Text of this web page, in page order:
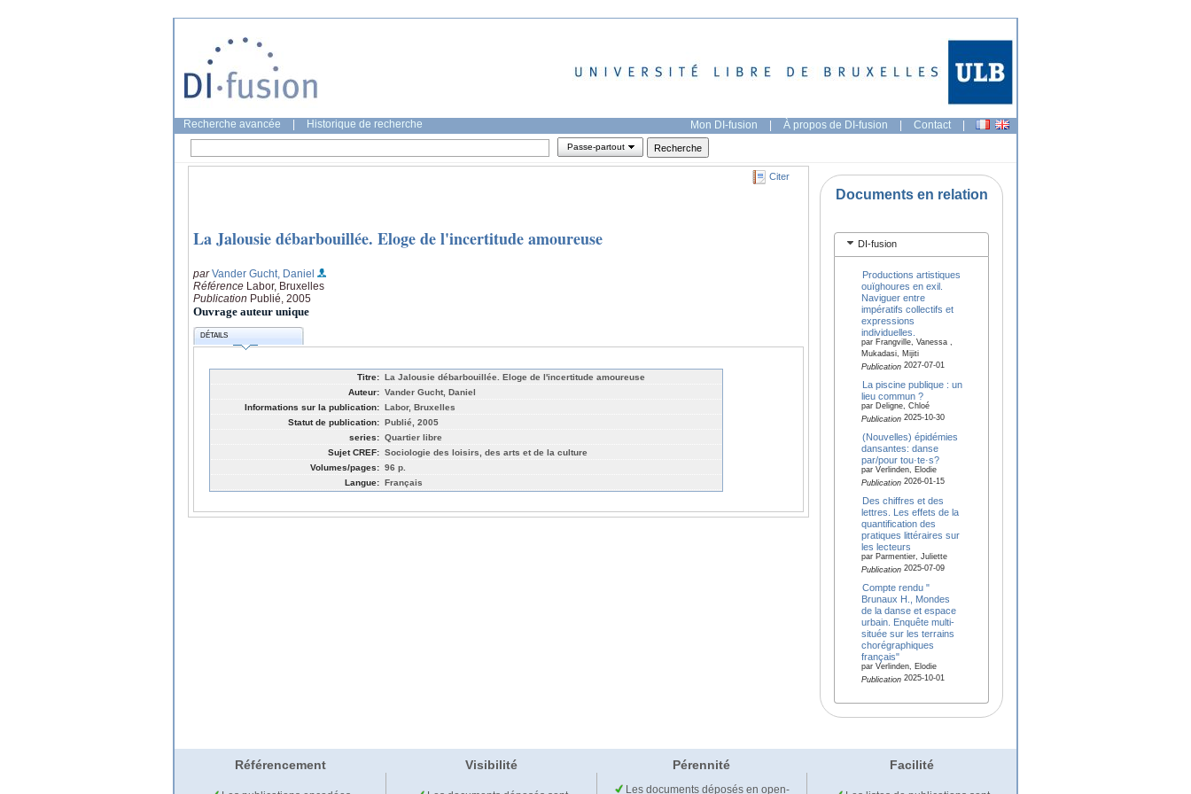
Recherche avancée Historique de recherche Mon DI-fusion | À propos de DI-fusion | Contact |
Passe-partout
Citer
La Jalousie débarbouillée. Eloge de l'incertitude amoureuse
parVander Gucht, Daniel
Référence Labor, Bruxelles
Publication Publié, 2005
Ouvrage auteur unique
DÉTAILS
Titre: La Jalousie débarbouillée. Eloge de l'incertitude amoureuse
Auteur: Vander Gucht, Daniel
Informations sur la publication: Labor, Bruxelles
Statut de publication: Publié, 2005
series: Quartier libre
Sujet CREF: Sociologie des loisirs, des arts et de la culture
Volumes/pages: 96 p.
Langue: Français
Documents en relation
DI-fusion
Productions artistiques
ouïghoures en exil.
Naviguer entre
impératifs collectifs et
expressions
individuelles.
par Frangville, Vanessa ,
Mukadasi, Mijiti
Publication2027-07-01
La piscine publique : un
lieu commun ?
par Deligne, Chloé
Publication2025-10-30
(Nouvelles) épidémies
dansantes: danse
par/pour tou·te·s?
par Verlinden, Elodie
Publication2026-01-15
Des chiffres et des
lettres. Les effets de la
quantification des
pratiques littéraires sur
les lecteurs
par Parmentier, Juliette
Publication2025-07-09
Compte rendu "
Brunaux H., Mondes
de la danse et espace
urbain. Enquête multi-
située sur les terrains
chorégraphiques
français"
par Verlinden, Elodie
Publication2025-10-01
Référencement Visibilité Pérennité Facilité
Les documents déposés en open-